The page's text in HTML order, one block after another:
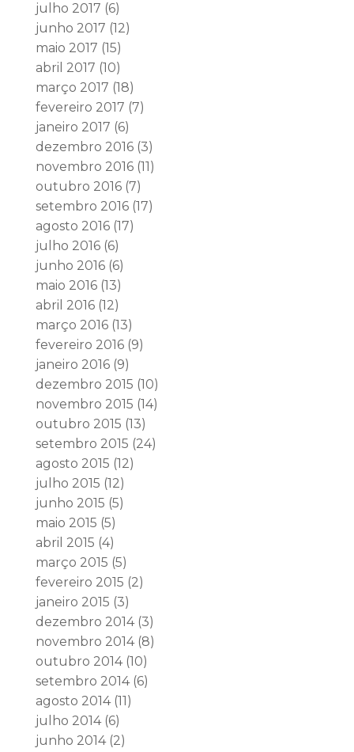
julho 2017 (6)
junho 2017 (12)
maio 2017 (15)
abril 2017 (10)
março 2017 (18)
fevereiro 2017 (7)
janeiro 2017 (6)
dezembro 2016(3)
novembro 2016(11)
outubro 2016(7)
setembro 2016(17)
agosto 2016(17)
julho 2016(6)
junho 2016(6)
maio 2016(13)
abril 2016(12)
março 2016(13)
fevereiro 2016(9)
janeiro 2016(9)
dezembro 2015 (10)
novembro 2015 (14)
outubro 2015 (13)
setembro 2015 (24)
agosto 2015 (12)
julho 2015 (12)
junho 2015 (5)
maio 2015 (5)
abril 2015 (4)
março 2015 (5)
fevereiro 2015 (2)
janeiro 2015 (3)
dezembro 2014(3)
novembro 2014(8)
outubro 2014(10)
setembro 2014(6)
agosto 2014(11)
julho 2014(6)
junho 2014(2)